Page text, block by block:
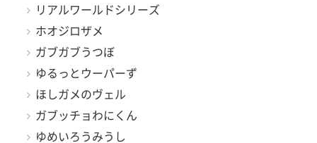
リアルワールドシリーズ
ホオジロザメ
ガブガブうつぼ
ゆるっとウーパーず
ほしガメのヴェル
ガブッチョわにくん
ゆめいろうみうし